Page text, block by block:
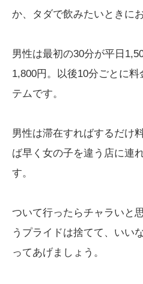
か、タダで飲みたいときに
男性は最初の30分が平日
1,800円。以後10分ごとに
テムです。
男性は滞在すればするだけ
ば早く女の子を違う店に連
す。
ついて行ったらチャラいと
うプライドは捨てて、いい
ってあげましょう。